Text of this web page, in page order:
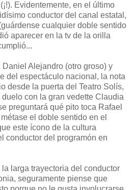
(¡!). Evidentemente, en el último
conductor del canal estatal,
cualquier doble sentido
aparecer en la tv de la orilla
Alejandro (otro groso) y
del espectáculo nacional, la nota
desde la puerta del Teatro Solís,
con la gran vedette Claudia
preguntará qué pito toca Rafael
el doble sentido en el
este ícono de la cultura
conductor del programón en
larga trayectoria del conductor
seguramente piense que